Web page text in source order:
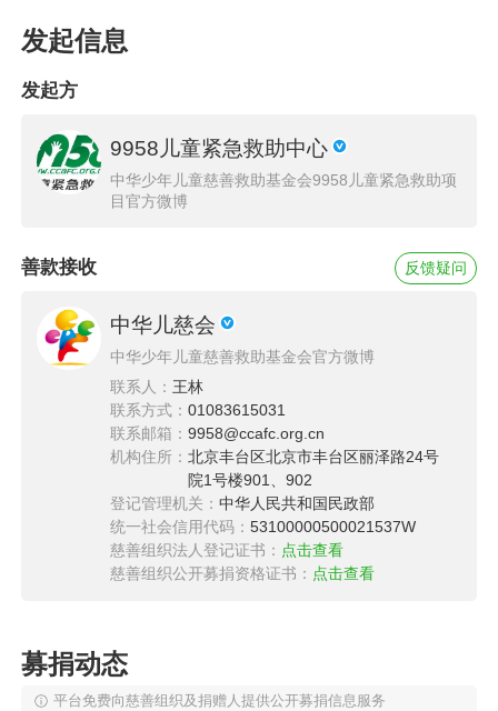
发起信息
发起方
9958儿童紧急救助中心
中华少年儿童慈善救助基金会9958儿童紧急救助项
目官方微博
善款接收
中华儿慈会
中华少年儿童慈善救助基金会官方微博
联系人： 王林
联系方式：01083615031
联系邮箱：9958@ccafc.org.cn
机构住所：北京丰台区北京市丰台区丽泽路24号
院1号楼901、902
登记管理机关：中华人民共和国民政部
统一社会信用代码：53100000500021537W
慈善组织法人登记证书： 点击查看
慈善组织公开募捐资格证书： 点击查看
反馈疑问
募捐动态
平台免费向慈善组织及捐赠人提供公开募捐信息服务